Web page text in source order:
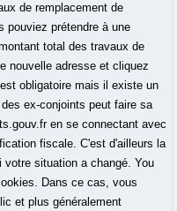
de remplacement de
pouviez prétendre à une
total des travaux de
nouvelle adresse et cliquez
obligatoire mais il existe un
ex-conjoints peut faire sa
en se connectant avec
fiscale. C'est d'ailleurs la
situation a changé. You
Dans ce cas, vous
et plus généralement